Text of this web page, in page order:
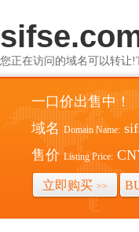
您正在访问的域名可以转让
一口价出售中！
域名 Domain Name:
售价 Listing Price:
立即购买 >>